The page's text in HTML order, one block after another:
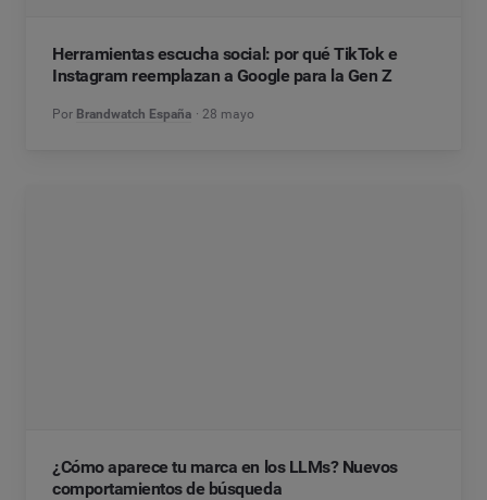
Herramientas escucha social: por qué TikTok e
Instagram reemplazan a Google para la Gen Z
Por Brandwatch España 28 mayo
¿Cómo aparece tu marca en los LLMs? Nuevos
comportamientos de búsqueda